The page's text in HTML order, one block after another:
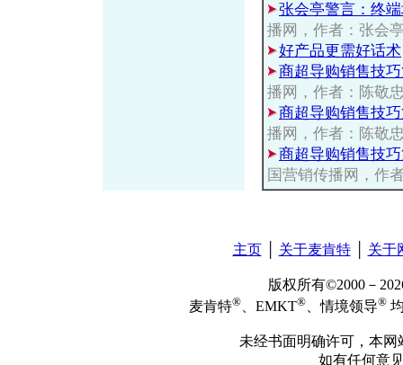
张会亭警言：终
播网，作者：张会
好产品更需好话术
商超导购销售技
播网，作者：陈敬
商超导购销售技
播网，作者：陈敬
商超导购销售技
国营销传播网，作
主页│ 关于麦肯特│ 关于
版权所有©2000－
麦肯特® 、EMKT® 、情境领导®
未经书面明确许可，本
如有任何意